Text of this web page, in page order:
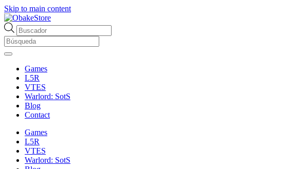
Skip to main content
Búsqueda
de
productos
Games
L5R
VTES
Warlord: SotS
Blog
Contact
Games
L5R
VTES
Warlord: SotS